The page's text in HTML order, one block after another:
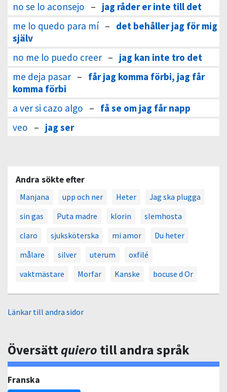
no se lo aconsejo – jag råder er inte till det
me lo quedo para mí – det behåller jag för mig
själv
no me lo puedo creer – jag kan inte tro det
me deja pasar – får jag komma förbi, jag får
komma förbi
a ver si cazo algo – få se om jag får napp
veo – jag ser
Andra sökte efter
Manjana upp och ner Heter
Jag ska plugga
sin gas
Puta madre klorin
slemhosta
claro
sjuksköterska mi amor
Du heter
målare
silver uterum
oxfilé
vaktmästare
Morfar Kanske bocuse d Or
Länkar till andra sidor
Översättquiero till andra språk
Franska